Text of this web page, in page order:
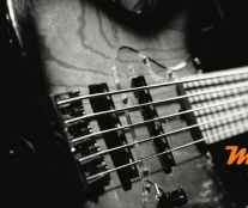
Zum
Inhalt
springen